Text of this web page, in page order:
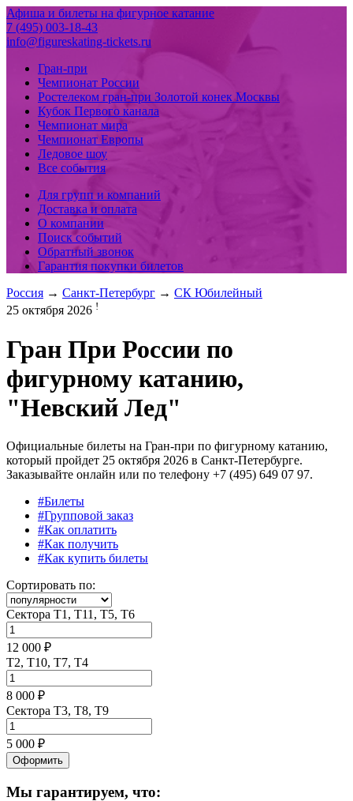
Афиша и билеты на фигурное катание
7 (495) 003-18-43
info@figureskating-tickets.ru
Гран-при
Чемпионат России
Ростелеком гран-при Золотой конек Москвы
Кубок Первого канала
Чемпионат мира
Чемпионат Европы
Ледовое шоу
Все события
Для групп и компаний
Доставка и оплата
О компании
Поиск событий
Обратный звонок
Гарантия покупки билетов
Россия → Санкт-Петербург → СК Юбилейный
25 октября 2026 !
Гран При России по
фигурному катанию,
"Невский Лед"
Официальные билеты на Гран-при по фигурному катанию,
который пройдет 25 октября 2026 в Санкт-Петербурге.
Заказывайте онлайн или по телефону +7 (495) 649 07 97.
#Билеты
#Групповой заказ
#Как оплатить
#Как получить
#Как купить билеты
Сортировать по:
Сектора Т1, Т11, Т5, Т6
12 000 ₽
Т2, Т10, Т7, Т4
8 000 ₽
Сектора Т3, Т8, Т9
5 000 ₽
Оформить
Мы гарантируем, что: